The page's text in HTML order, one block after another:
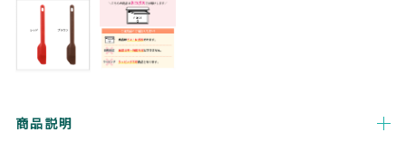
商品説明
ランキング
セール商品